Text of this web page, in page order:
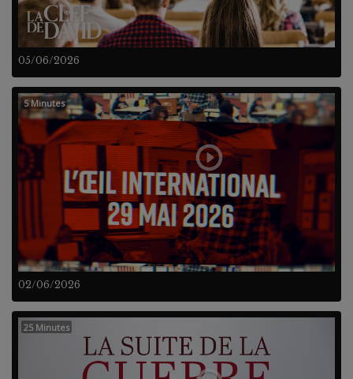
05/06/2026
02/06/2026
5 Minutes
25 Minutes